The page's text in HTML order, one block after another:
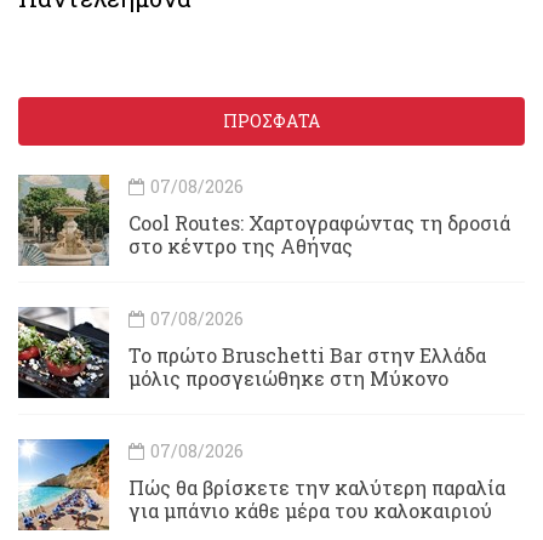
ΠΡΟΣΦΑΤΑ
07/08/2026
Cool Routes: Χαρτογραφώντας τη δροσιά
στο κέντρο της Αθήνας
07/08/2026
Το πρώτο Bruschetti Bar στην Ελλάδα
μόλις προσγειώθηκε στη Μύκονο
07/08/2026
Πώς θα βρίσκετε την καλύτερη παραλία
για μπάνιο κάθε μέρα του καλοκαιριού